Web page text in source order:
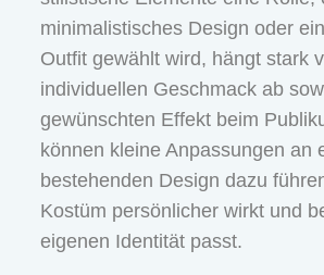
minimalistisches Design oder
Outfit gewählt wird, hängt stark
individuellen Geschmack ab
gewünschten Effekt beim
können kleine Anpassungen an
bestehenden Design dazu
Kostüm persönlicher wirkt und
eigenen Identität passt.